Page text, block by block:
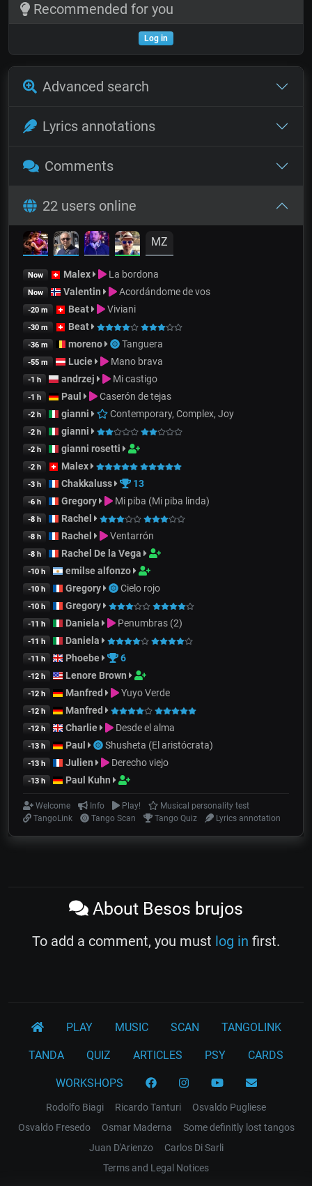
Recommended for you
Log in
Advanced search
Lyrics annotations
Comments
22 users online
MZ
Now Malex La bordona
Now Valentin Acordándome de vos
-20 m Beat Viviani
-30 m Beat
-36 m moreno Tanguera
-55 m Lucie Mano brava
-1 h andrzej Mi castigo
-1 h Paul Caserón de tejas
-2 h gianni Contemporary, Complex, Joy
-2 h gianni
-2 h gianni rosetti
-2 h Malex
-3 h Chakkaluss 13
-6 h Gregory Mi piba (Mi piba linda)
-8 h Rachel
-8 h Rachel Ventarrón
-8 h Rachel De la Vega
-10 h emilse alfonzo
-10 h Gregory Cielo rojo
-10 h Gregory
-11 h Daniela Penumbras (2)
-11 h Daniela
-11 h Phoebe 6
-12 h Lenore Brown
-12 h Manfred Yuyo Verde
-12 h Manfred
-12 h Charlie Desde el alma
-13 h Paul Shusheta (El aristócrata)
-13 h Julien Derecho viejo
-13 h Paul Kuhn
Welcome Info Play!
Musical personality test
TangoLink
Tango Scan Tango Quiz Lyrics annotation
About Besos brujos
To add a comment, you must log in first.
PLAY MUSIC SCAN TANGOLINK
TANDA QUIZ ARTICLES PSY CARDS
WORKSHOPS
Rodolfo Biagi Ricardo Tanturi
Osvaldo Pugliese
Osvaldo Fresedo
Osmar Maderna
Some definitly lost tangos
Juan D'Arienzo
Carlos Di Sarli
Terms and Legal Notices